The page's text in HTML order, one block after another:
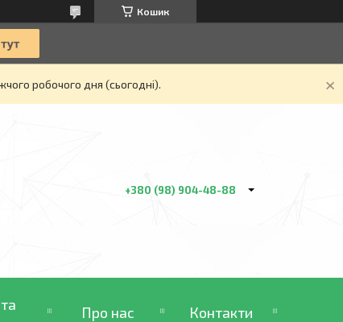
Кошик
робочого дня (сьогодні).
+380 (98) 904-48-88
Про нас Контакти